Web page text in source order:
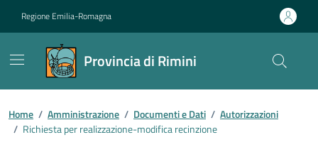
Regione Emilia-Romagna
Provincia di Rimini
Contenuti in evidenza
Home / Amministrazione / Documenti e Dati / Autorizzazioni
/ Richiesta per realizzazione-modifica recinzione